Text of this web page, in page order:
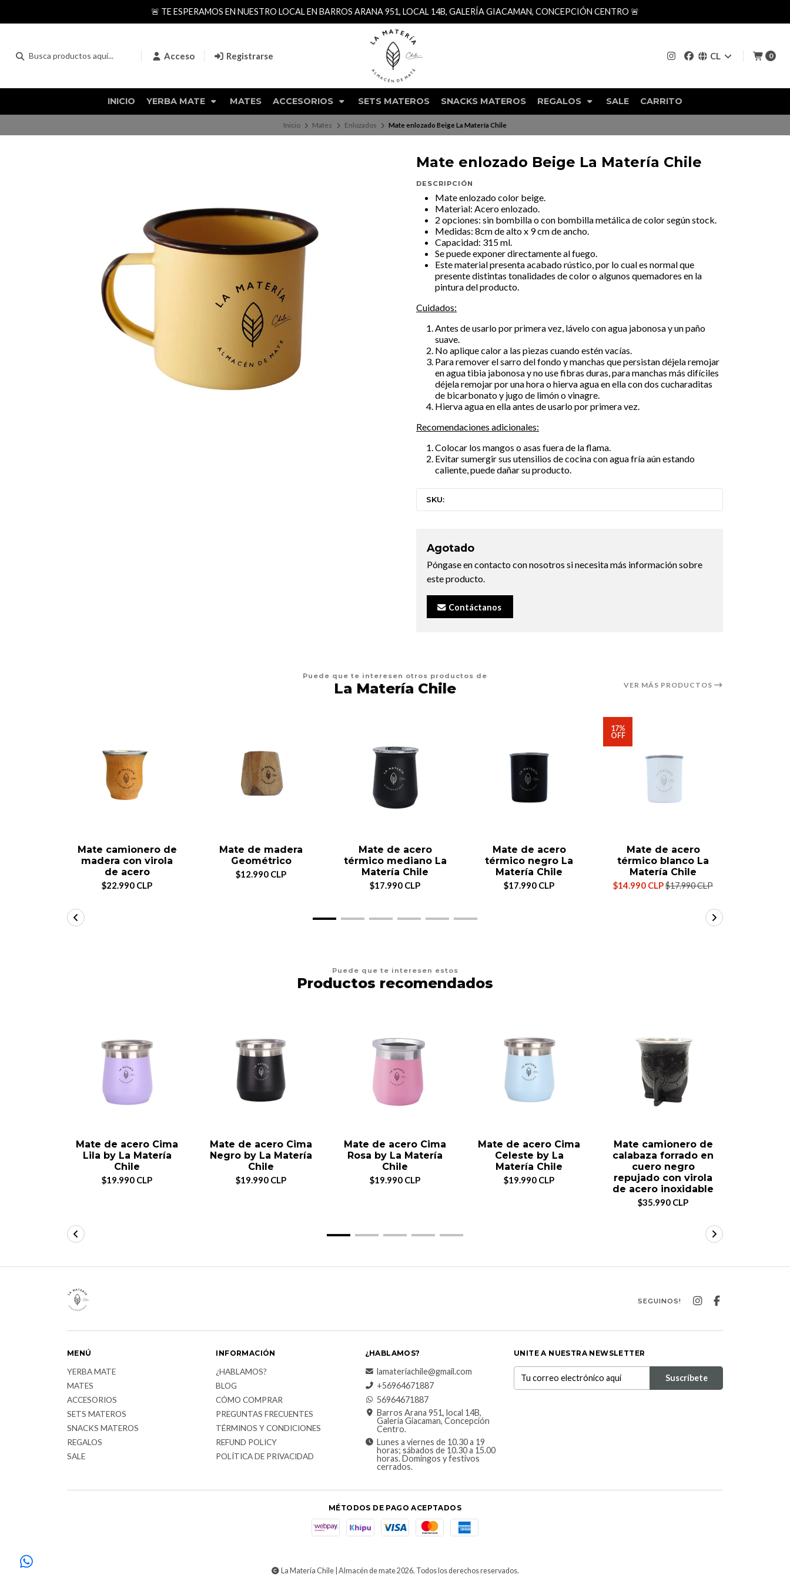
Acceso Registrarse CL 0
INICIO YERBA MATE MATES ACCESORIOS SETS MATEROS SNACKS MATEROS REGALOS SALE CARRITO
🚨 TE ESPERAMOS EN NUESTRO LOCAL EN BARROS ARANA 951, LOCAL 14B, GALERÍA GIACAMAN, CONCEPCIÓN CENTRO 🚨
Inicio Mates Enlozados Mate enlozado Beige La Matería Chile
Mate enlozado Beige La Matería Chile
DESCRIPCIÓN
Mate enlozado color beige.
Material: Acero enlozado.
2 opciones: sin bombilla o con bombilla metálica de color según stock.
Medidas: 8cm de alto x 9 cm de ancho.
Capacidad: 315 ml.
Se puede exponer directamente al fuego.
Este material presenta acabado rústico, por lo cual es normal que
presente distintas tonalidades de color o algunos quemadores en la
pintura del producto.
Cuidados:
Antes de usarlo por primera vez, lávelo con agua jabonosa y un paño
suave.
No aplique calor a las piezas cuando estén vacías.
Para remover el sarro del fondo y manchas que persistan déjela remojar
en agua tibia jabonosa y no use fibras duras, para manchas más difíciles
déjela remojar por una hora o hierva agua en ella con dos cucharaditas
de bicarbonato y jugo de limón o vinagre.
Hierva agua en ella antes de usarlo por primera vez.
Recomendaciones adicionales:
Colocar los mangos o asas fuera de la flama.
Evitar sumergir sus utensilios de cocina con agua fría aún estando
caliente, puede dañar su producto.
SKU:
Agotado
Póngase en contacto con nosotros si necesita más información sobre
este producto.
Contáctanos
Puede que te interesen otros productos de
La Matería Chile VER MÁS PRODUCTOS
Mate camionero de
madera con virola
de acero
$22.990 CLP
Mate de madera
Geométrico
$12.990 CLP
Mate de acero
térmico mediano La
Matería Chile
$17.990 CLP
Mate de acero
térmico negro La
Matería Chile
$17.990 CLP
17%
OFF
Mate de acero
térmico blanco La
Matería Chile
$14.990 CLP$17.990 CLP
Puede que te interesen estos
Productos recomendados
Mate de acero Cima
Lila by La Matería
Chile
$19.990 CLP
Mate de acero Cima
Negro by La Matería
Chile
$19.990 CLP
Mate de acero Cima
Rosa by La Matería
Chile
$19.990 CLP
Mate de acero Cima
Celeste by La
Matería Chile
$19.990 CLP
Mate camionero de
calabaza forrado en
cuero negro
repujado con virola
de acero inoxidable
$35.990 CLP
SEGUINOS!
MENÚ
YERBA MATE
MATES
ACCESORIOS
SETS MATEROS
SNACKS MATEROS
REGALOS
SALE
INFORMACIÓN
¿HABLAMOS?
BLOG
CÓMO COMPRAR
PREGUNTAS FRECUENTES
TÉRMINOS Y CONDICIONES
REFUND POLICY
POLÍTICA DE PRIVACIDAD
¿HABLAMOS?
lamateriachile@gmail.com
+56964671887
56964671887
Barros Arana 951, local 14B,
Galería Giacaman, Concepción
Centro.
Lunes a viernes de 10.30 a 19
horas; sábados de 10.30 a 15.00
horas. Domingos y festivos
cerrados.
UNITE A NUESTRA NEWSLETTER
MÉTODOS DE PAGO ACEPTADOS
La Matería Chile | Almacén de mate 2026. Todos los derechos reservados.